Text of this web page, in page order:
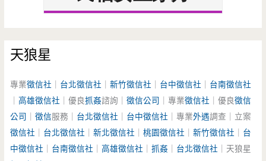
天狼星
專業徵信社 台北徵信社 ｜新竹徵信社 台中徵信社
台南徵信社
｜高雄徵信社 ｜優良抓姦諮詢｜徵信公司 ｜專業徵信社 ｜優良徵信
公司 ｜徵信服務｜ 台北徵信社 台中徵信社 ｜專業外遇調查｜立案
徵信社
台北徵信社 ｜新北徵信社 ｜桃園徵信社 ｜新竹徵信社
台
中徵信社
台南徵信社 ｜高雄徵信社 ｜抓姦 台北徵信社 ｜天狼星